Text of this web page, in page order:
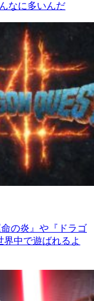
なに多いんだ
命の炎』や『ドラゴ
界中で遊ばれるよ